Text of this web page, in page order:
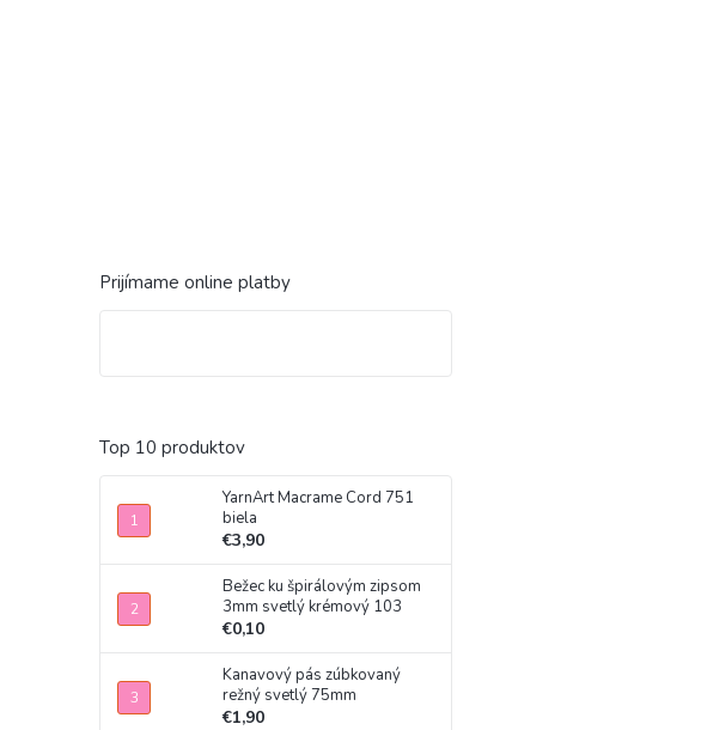
Prijímame online platby
Top 10 produktov
YarnArt Macrame Cord 751
biela
€3,90
Bežec ku špirálovým zipsom
3mm svetlý krémový 103
€0,10
Kanavový pás zúbkovaný
režný svetlý 75mm
€1,90